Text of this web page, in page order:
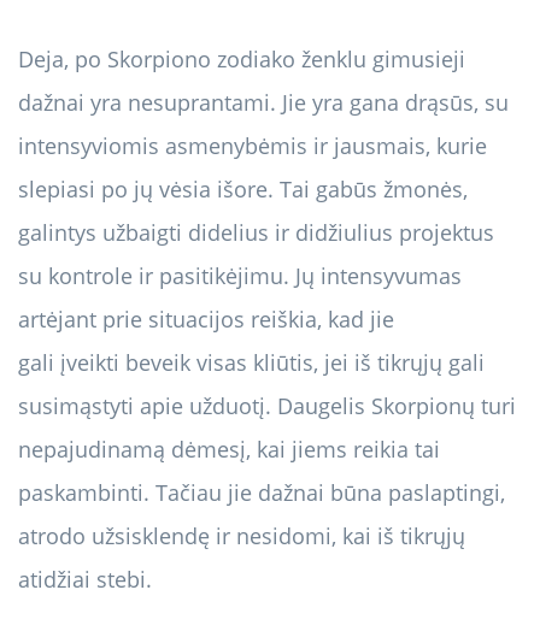
Deja, po Skorpiono zodiako ženklu gimusieji
dažnai yra nesuprantami. Jie yra gana drąsūs, su
intensyviomis asmenybėmis ir jausmais, kurie
slepiasi po jų vėsia išore. Tai gabūs žmonės,
galintys užbaigti didelius ir didžiulius projektus
su kontrole ir pasitikėjimu. Jų intensyvumas
artėjant prie situacijos reiškia, kad jie
gali įveikti beveik visas kliūtis, jei iš tikrųjų gali
susimąstyti apie užduotį. Daugelis Skorpionų turi
nepajudinamą dėmesį, kai jiems reikia tai
paskambinti. Tačiau jie dažnai būna paslaptingi,
atrodo užsisklendę ir nesidomi, kai iš tikrųjų
atidžiai stebi.